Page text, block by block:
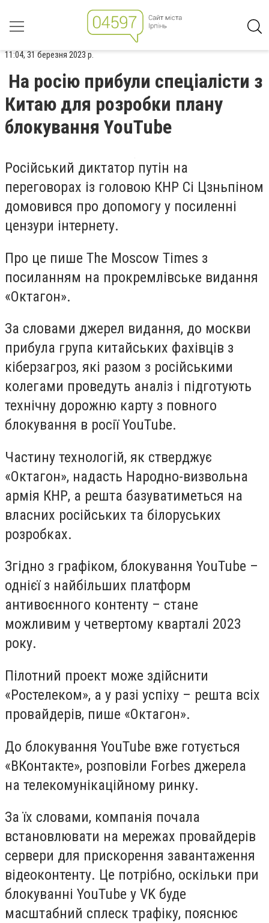
11:04, 31 березня 2023 р.
На росію прибули спеціалісти з
Китаю для розробки плану
блокування YouTube
Російський диктатор путін на
переговорах із головою КНР Сі Цзньпіном
домовився про допомогу у посиленні
цензури інтернету.
Про це пише The Moscow Times з
посиланням на прокремлівське видання
«Октагон».
За словами джерел видання, до москви
прибула група китайських фахівців з
кіберзагроз, які разом з російськими
колегами проведуть аналіз і підготують
технічну дорожню карту з повного
блокування в росії YouTube.
Частину технологій, як стверджує
«Октагон», надасть Народно-визвольна
армія КНР, а решта базуватиметься на
власних російських та білоруських
розробках.
Згідно з графіком, блокування YouTube –
однієї з найбільших платформ
антивоєнного контенту – стане
можливим у четвертому кварталі 2023
року.
Пілотний проект може здійснити
«Ростелеком», а у разі успіху – решта всіх
провайдерів, пише «Октагон».
До блокування YouTube вже готується
«ВКонтакте», розповіли Forbes джерела
на телекомунікаційному ринку.
За їх словами, компанія почала
встановлювати на мережах провайдерів
сервери для прискорення завантаження
відеоконтенту. Це потрібно, оскільки при
блокуванні YouTube у VK буде
масштабний сплеск трафіку, пояснює